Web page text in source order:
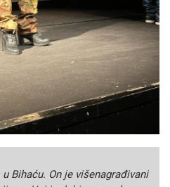
Bihaću. On je višenagrađivani